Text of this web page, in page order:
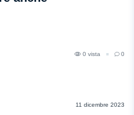
0 vista 0
11 dicembre 2023